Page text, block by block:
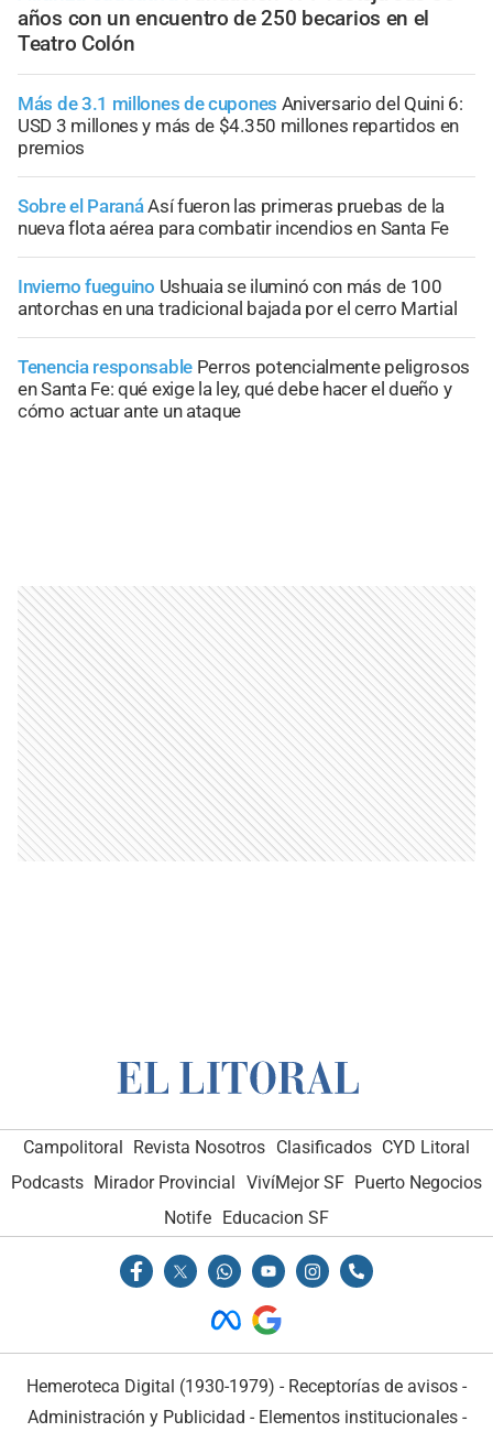
años con un encuentro de 250 becarios en el
Teatro Colón
Más de 3.1 millones de cupones Aniversario del Quini 6:
USD 3 millones y más de $4.350 millones repartidos en
premios
Sobre el ParanáAsí fueron las primeras pruebas de la
nueva flota aérea para combatir incendios en Santa Fe
Invierno fueguino Ushuaia se iluminó con más de 100
antorchas en una tradicional bajada por el cerro Martial
Tenencia responsable Perros potencialmente peligrosos
en Santa Fe: qué exige la ley, qué debe hacer el dueño y
cómo actuar ante un ataque
Campolitoral Revista Nosotros Clasificados CYD Litoral
Podcasts Mirador Provincial VivíMejor SF Puerto Negocios
Notife Educacion SF
Hemeroteca Digital (1930-1979) - Receptorías de avisos -
Administración y Publicidad - Elementos institucionales-